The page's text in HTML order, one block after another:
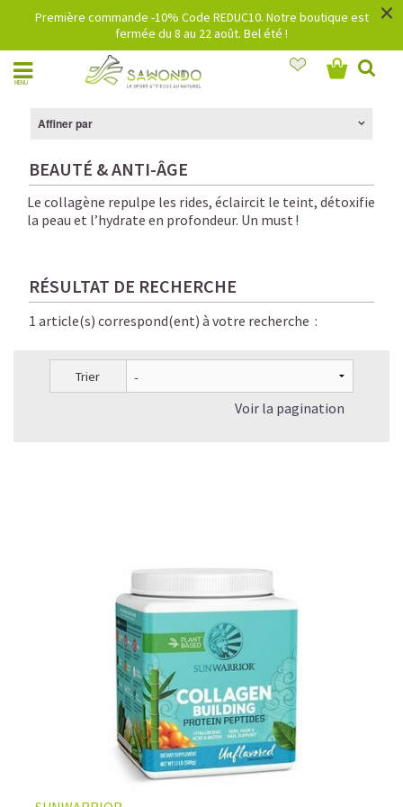
Première commande -10% Code REDUC10. Notre boutique est
fermée du 8 au 22 août. Bel été !
×
MENU
Affiner par
BEAUTÉ & ANTI-ÂGE
Le collagène repulpe les rides, éclaircit le teint, détoxifie
la peau et l’hydrate en profondeur. Un must !
RÉSULTAT DE RECHERCHE
1 article(s) correspond(ent) à votre recherche :
Trier
Voir la pagination